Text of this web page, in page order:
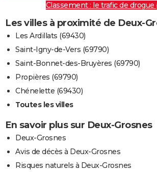
Classement : le trafic de drogue
Les villes à proximité de Deux-
Les Ardillats (69430)
Saint-Igny-de-Vers (69790)
Saint-Bonnet-des-Bruyères (69790)
Propières (69790)
Chénelette (69430)
Toutes les villes
En savoir plus sur Deux-Grosnes
Deux-Grosnes
Avis de décès à Deux-Grosnes
Risques naturels à Deux-Grosnes